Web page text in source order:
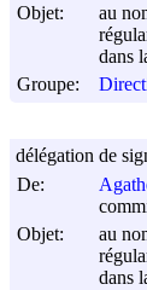
Objet:
au
dans
Groupe:
De:
Objet:
au
dans
délégation de